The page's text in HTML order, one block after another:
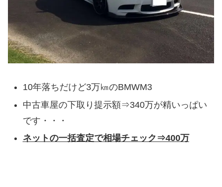
10年落ちだけど3万㎞のBMWM3
中古車屋の下取り提示額⇒340万が精いっぱい
です・・・
ネットの一括査定で相場チェック⇒400万